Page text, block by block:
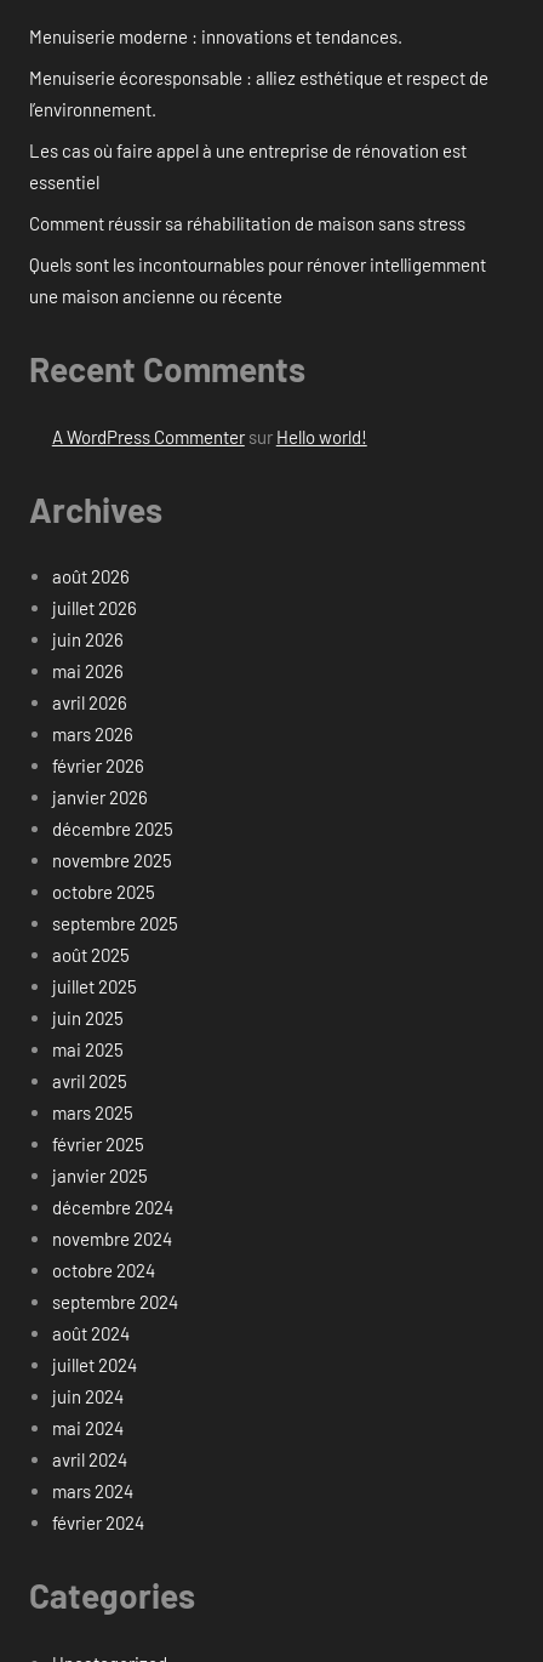
Menuiserie moderne : innovations et tendances.
Menuiserie écoresponsable : alliez esthétique et respect de
l’environnement.
Les cas où faire appel à une entreprise de rénovation est
essentiel
Comment réussir sa réhabilitation de maison sans stress
Quels sont les incontournables pour rénover intelligemment
une maison ancienne ou récente
Recent Comments
A WordPress Commentersur Hello world!
Archives
août 2026
juillet 2026
juin 2026
mai 2026
avril 2026
mars 2026
février 2026
janvier 2026
décembre 2025
novembre 2025
octobre 2025
septembre 2025
août 2025
juillet 2025
juin 2025
mai 2025
avril 2025
mars 2025
février 2025
janvier 2025
décembre 2024
novembre 2024
octobre 2024
septembre 2024
août 2024
juillet 2024
juin 2024
mai 2024
avril 2024
mars 2024
février 2024
Categories